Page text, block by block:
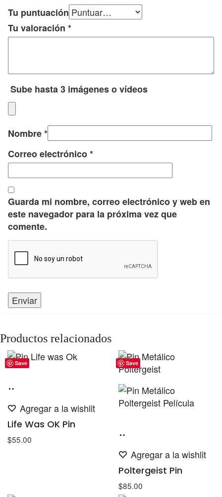
Tu puntuación
Tu valoración *
Sube hasta 3 imágenes o vídeos
Nombre*
Correo electrónico*
Guarda mi nombre, correo electrónico y web en
este navegador para la próxima vez que
comente.
Productos relacionados
Save
carrito
Agregar a la wishlit
Life Was OK Pin
$55.00
Save
carrito
Agregar a la wishlit
Poltergeist Pin
$85.00